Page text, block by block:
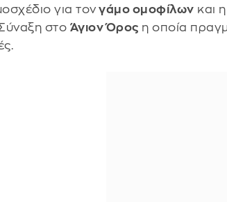
για τον γάμο ομοφίλων και
Σύναξη στο Άγιον Όρος η οποία